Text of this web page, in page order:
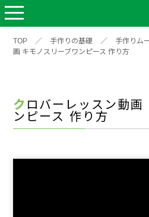
TOP ／ 手作りの基礎 ／ 手作りム
画 キモノスリーブワンピース 作り方
クロバーレッスン動画 キモノスリーブワ
ンピース 作り方